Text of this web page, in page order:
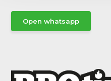
Open whatsapp